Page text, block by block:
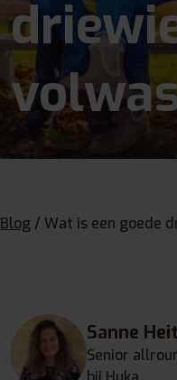
Blog/ Wat is een goede
Sanne
Senior